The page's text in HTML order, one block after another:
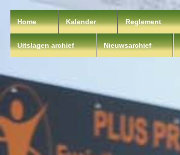
Home Kalender Reglement
Uitslagen archief Nieuwsarchief